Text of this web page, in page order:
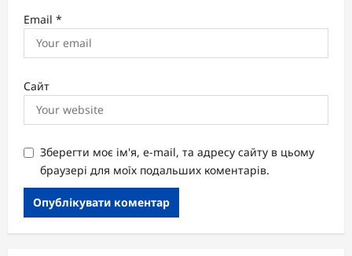
Email *
Сайт
Зберегти моє ім'я, e-mail, та адресу сайту в цьому
браузері для моїх подальших коментарів.